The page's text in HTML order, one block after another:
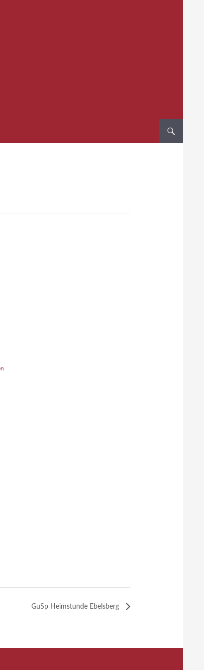
GuSp Heimstunde Ebelsberg